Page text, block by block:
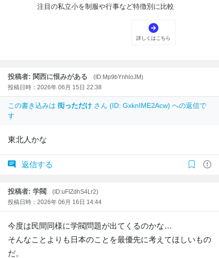
投稿者: 関西に恨みがある
(ID:Mp9bYnhloJM)
投稿日時：2026年 06月 15日 22:38
この書き込みは 衒っただけ さん (ID: GxknIME2Acw) への返信で
す
東北人かな
返信する
投稿者: 学閥
(ID:uFIZdhS4Lr2)
投稿日時：2026年 06月 16日 14:44
今度は民間同様に学閥問題が出てくるのかな…
そんなことよりも日本のことを最優先に考えてほしいもの
だ。